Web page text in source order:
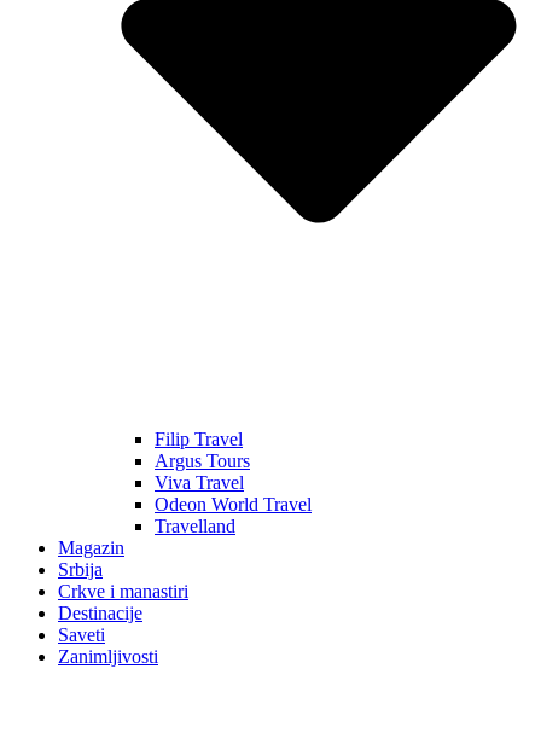
Filip Travel
Argus Tours
Viva Travel
Odeon World Travel
Travelland
Magazin
Srbija
Crkve i manastiri
Destinacije
Saveti
Zanimljivosti